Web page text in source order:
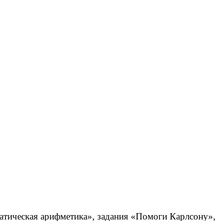
арифметика», задания «Помоги Карлсону»,